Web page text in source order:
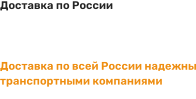
Доставка по России
Доставка по всей России
транспортными компаниями